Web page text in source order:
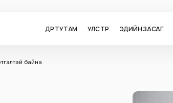
ӨДӨР ТУТАМ УЛС ТӨР ЭДИЙН ЗАСАГ
байна